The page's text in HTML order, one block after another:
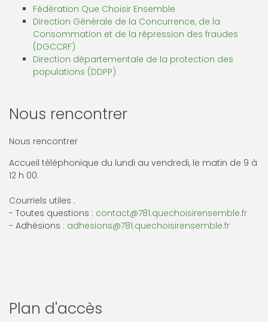
Fédération Que Choisir Ensemble
Direction Générale de la Concurrence, de la
Consommation et de la répression des fraudes
(DGCCRF)
Direction départementale de la protection des
populations (DDPP)
Nous rencontrer
Nous rencontrer
Accueil téléphonique du lundi au vendredi, le matin de 9 à
12 h 00.
Courriels utiles :
- Toutes questions : contact@781.quechoisirensemble.fr
- Adhésions : adhesions@781.quechoisirensemble.fr
Plan d'accès